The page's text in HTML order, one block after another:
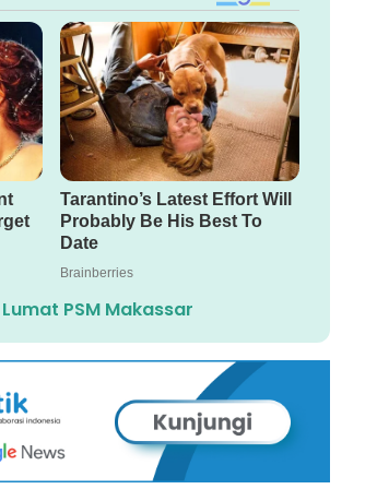
PSM Makassar